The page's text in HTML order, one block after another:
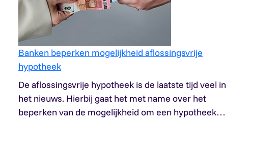
Banken beperken mogelijkheid aflossingsvrije
hypotheek
De aflossingsvrije hypotheek is de laatste tijd veel in
het nieuws. Hierbij gaat het met name over het
beperken van de mogelijkheid om een hypotheek…